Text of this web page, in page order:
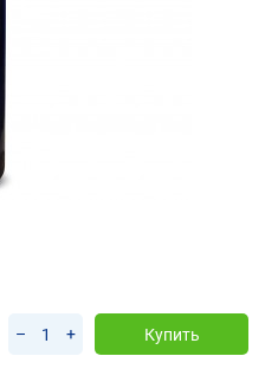
– + Купить